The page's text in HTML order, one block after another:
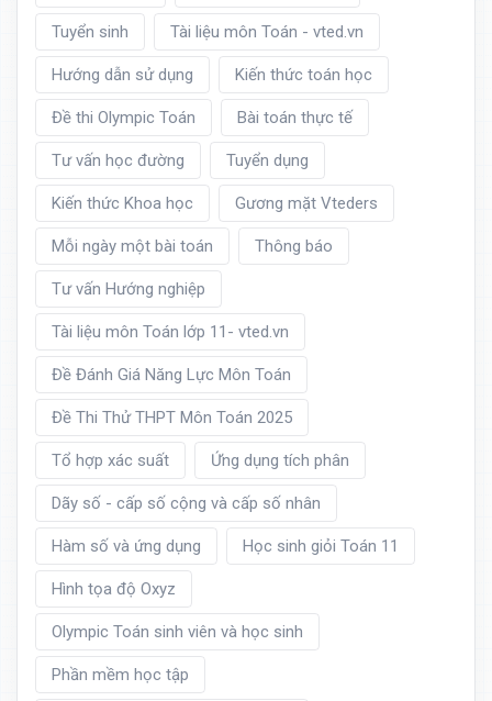
Tuyển sinh Tài liệu môn Toán - vted.vn
Hướng dẫn sử dụng Kiến thức toán học
Đề thi Olympic Toán Bài toán thực tế
Tư vấn học đường Tuyển dụng
Kiến thức Khoa học Gương mặt Vteders
Mỗi ngày một bài toán Thông báo
Tư vấn Hướng nghiệp
Tài liệu môn Toán lớp 11- vted.vn
Đề Đánh Giá Năng Lực Môn Toán
Đề Thi Thử THPT Môn Toán 2025
Tổ hợp xác suất Ứng dụng tích phân
Dãy số - cấp số cộng và cấp số nhân
Hàm số và ứng dụng Học sinh giỏi Toán 11
Hình tọa độ Oxyz
Olympic Toán sinh viên và học sinh
Phần mềm học tập